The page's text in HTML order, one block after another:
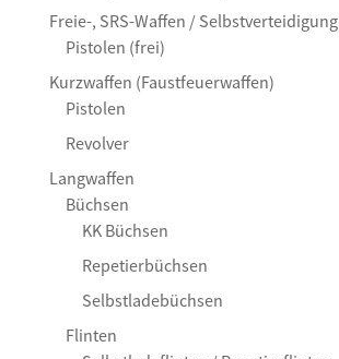
Freie-, SRS-Waffen / Selbstverteidigung
Pistolen (frei)
Kurzwaffen (Faustfeuerwaffen)
Pistolen
Revolver
Langwaffen
Büchsen
KK Büchsen
Repetierbüchsen
Selbstladebüchsen
Flinten